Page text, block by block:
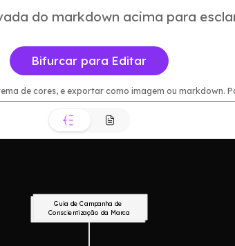
do markdown acima para
Bifurcar para Editar
de cores, e exportar como imagem ou markdown.
Guia de Campanha de
Conscientização da Marca